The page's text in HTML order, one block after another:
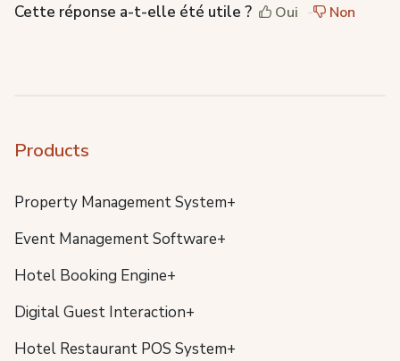
Cette réponse a-t-elle été utile ? Oui Non
Products
Property Management System+
Event Management Software+
Hotel Booking Engine+
Digital Guest Interaction+
Hotel Restaurant POS System+